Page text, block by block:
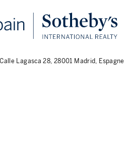
Lagasca 28, 28001 Madrid, Espagne